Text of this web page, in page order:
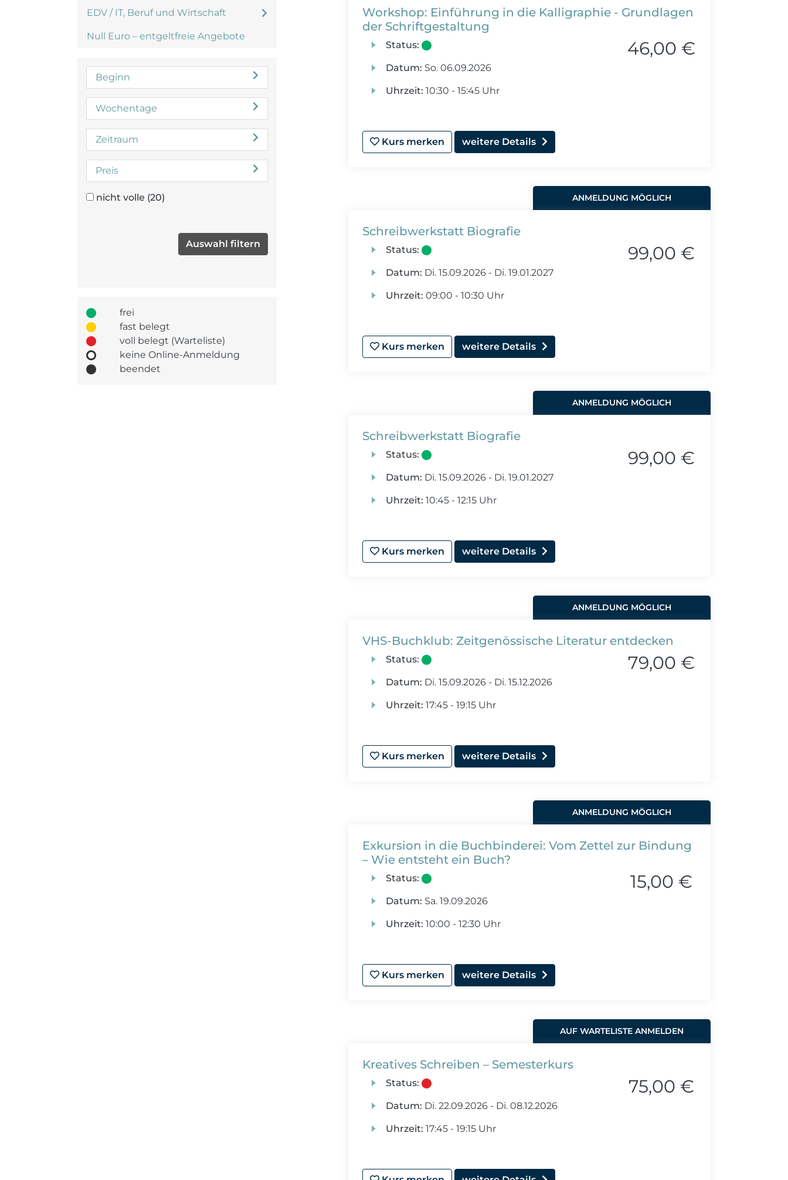
EDV / IT, Beruf und Wirtschaft
Null Euro – entgeltfreie Angebote
Beginn
Wochentage
Zeitraum
Preis
nicht volle (20)
frei
fast belegt
voll belegt (Warteliste)
keine Online-Anmeldung
beendet
Workshop: Einführung in die Kalligraphie - Grundlagen
der Schriftgestaltung
Status:
Datum: So.06.09.2026
Uhrzeit: 10:30 - 15:45 Uhr
46,00 €
Kurs merken weitere Details
ANMELDUNG MÖGLICH
Schreibwerkstatt Biografie
Status:
Datum: Di.15.09.2026 - Di.19.01.2027
Uhrzeit: 09:00 - 10:30 Uhr
99,00 €
Kurs merken weitere Details
ANMELDUNG MÖGLICH
Schreibwerkstatt Biografie
Status:
Datum: Di.15.09.2026 - Di.19.01.2027
Uhrzeit: 10:45 - 12:15 Uhr
99,00 €
Kurs merken weitere Details
ANMELDUNG MÖGLICH
VHS-Buchklub: Zeitgenössische Literatur entdecken
Status:
Datum: Di.15.09.2026 - Di.15.12.2026
Uhrzeit: 17:45 - 19:15 Uhr
79,00 €
Kurs merken weitere Details
ANMELDUNG MÖGLICH
Exkursion in die Buchbinderei: Vom Zettel zur Bindung
– Wie entsteht ein Buch?
Status:
Datum: Sa.19.09.2026
Uhrzeit: 10:00 - 12:30 Uhr
15,00 €
Kurs merken weitere Details
AUF WARTELISTE ANMELDEN
Kreatives Schreiben – Semesterkurs
Status:
Datum: Di.22.09.2026 - Di.08.12.2026
Uhrzeit: 17:45 - 19:15 Uhr
75,00 €